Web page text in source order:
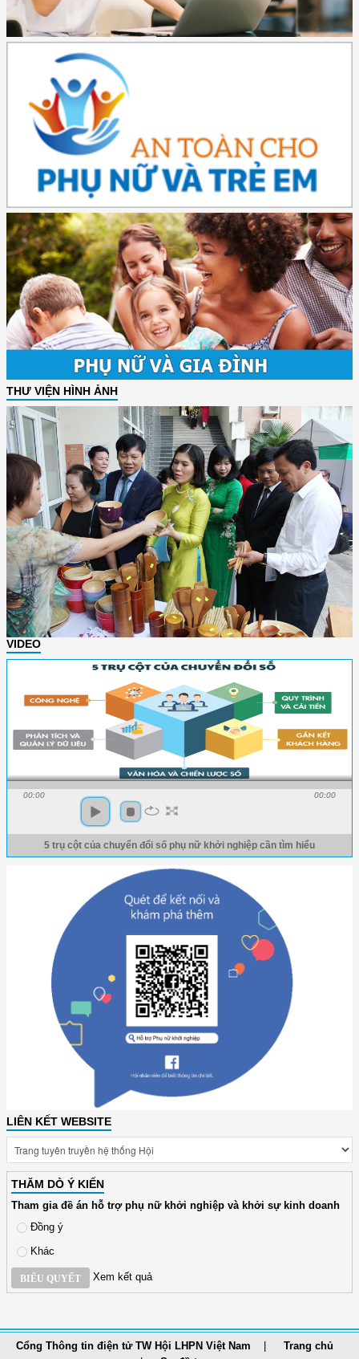
THƯ VIỆN HÌNH ẢNH
VIDEO
00:00 00:00
5 trụ cột của chuyển đổi số phụ nữ khởi nghiệp cần tìm hiểu
LIÊN KẾT WEBSITE
THĂM DÒ Ý KIẾN
Tham gia đề án hỗ trợ phụ nữ khởi nghiệp và khởi sự kinh doanh
Đồng ý
Khác
BIỂU QUYẾT Xem kết quả
Cổng Thông tin điện tử TW Hội LHPN Việt Nam
Trang chủ